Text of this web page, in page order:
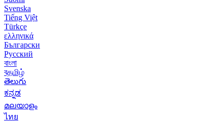
Svenska
Tiếng Việt
Türkçe
ελληνικά
Български
Русский
বাংলা
বதமிழ்
తెలుగు
ಕನ್ನಡ
മലയാളം
ไทย